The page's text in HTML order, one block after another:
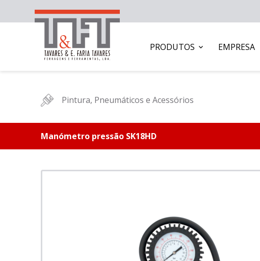
PRODUTOS EMPRESA
Pintura, Pneumáticos e Acessórios
Manómetro pressão SK18HD